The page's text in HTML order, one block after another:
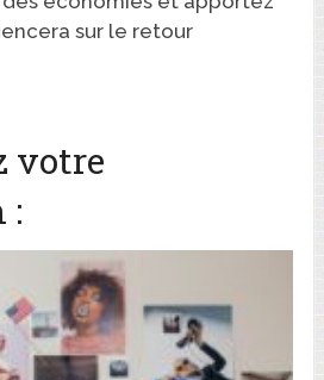
sur le retour
votre
: